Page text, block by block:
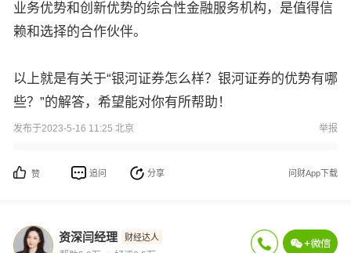
业务优势和创新优势的综合性金融服务机构，是值得信
赖和选择的合作伙伴。
以上就是有关于“银河证券怎么样？银河证券的优势有哪
些？”的解答，希望能对你有所帮助！
发布于2023-5-16 11:25 北京 举报
赞 追问 分享 问财App下载
资深闫经理 财经达人